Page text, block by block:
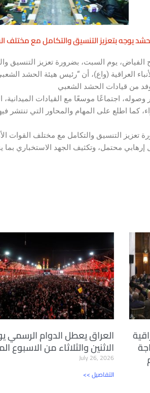
يوجه بتعزيز التنسيق والتكامل مع مختلف
وصوله، اجتماعًا موسعًا مع القيادات
كما اطلع على المهام والمحاور التي
تعزيز التنسيق والتكامل مع مختلف القوات
العراق يعطل الدوام الرسمي
الاثنين والثلاثاء من الاسبوع
July 26, 2026
<< التفاصيل